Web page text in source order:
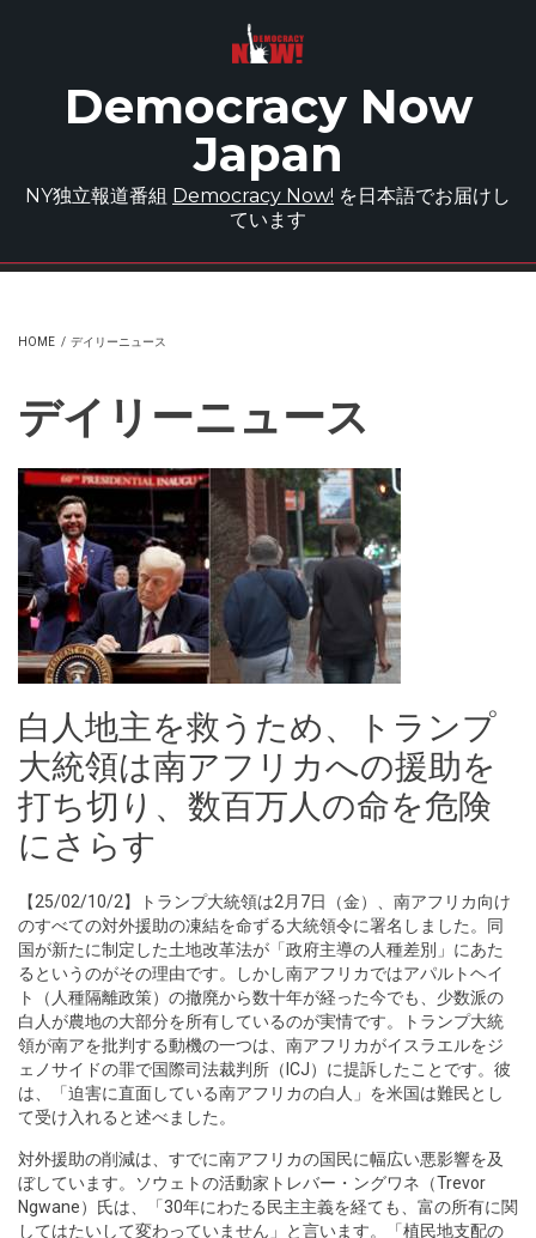
Democracy Now
Japan
NY独立報道番組 Democracy Now! を日本語でお届けし
ています
HOME / デイリーニュース
デイリーニュース
白人地主を救うため、トランプ
大統領は南アフリカへの援助を
打ち切り、数百万人の命を危険
にさらす
【25/02/10/2】トランプ大統領は2月7日（金）、南アフリカ向け
のすべての対外援助の凍結を命ずる大統領令に署名しました。同
国が新たに制定した土地改革法が「政府主導の人種差別」にあた
るというのがその理由です。しかし南アフリカではアパルトヘイ
ト（人種隔離政策）の撤廃から数十年が経った今でも、少数派の
白人が農地の大部分を所有しているのが実情です。トランプ大統
領が南アを批判する動機の一つは、南アフリカがイスラエルをジ
ェノサイドの罪で国際司法裁判所（ICJ）に提訴したことです。彼
は、「迫害に直面している南アフリカの白人」を米国は難民とし
て受け入れると述べました。
対外援助の削減は、すでに南アフリカの国民に幅広い悪影響を及
ぼしています。ソウェトの活動家トレバー・ングワネ（Trevor
Ngwane）氏は、「30年にわたる民主主義を経ても、富の所有に関
してはたいして変わっていません」と言います。「植民地支配の